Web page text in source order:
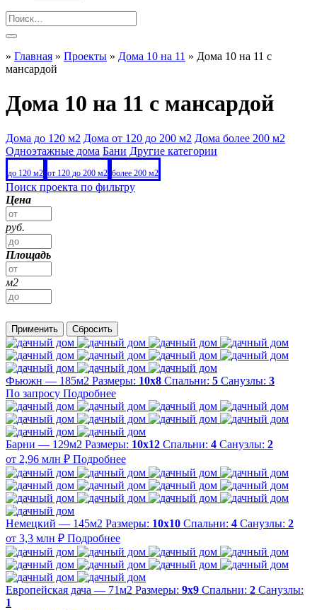
» Главная » Проекты » Дома 10 на 11 » Дома 10 на 11 с
мансардой
Дома 10 на 11 с мансардой
Дома до 120 м2 Дома от 120 до 200 м2 Дома более 200 м2
Одноэтажные дома Бани Другие категории
до 120 м2 от 120 до 200 м2 более 200 м2
Поиск проекта по фильтру
Цена
руб.
Площадь
м2
Применить Сбросить
Фьюжн — 185м2 Размеры: 10х8 Спальни: 5 Санузлы: 3
По запросу Подробнее
Барни — 129м2 Размеры: 10х12 Спальни: 4 Санузлы: 2
от 2,96 млн ₽ Подробнее
Немецкий — 145м2 Размеры: 10х10 Спальни: 4 Санузлы: 2
от 3,3 млн ₽ Подробнее
Европейская дача — 71м2 Размеры: 9х9 Спальни: 2 Санузлы:
1